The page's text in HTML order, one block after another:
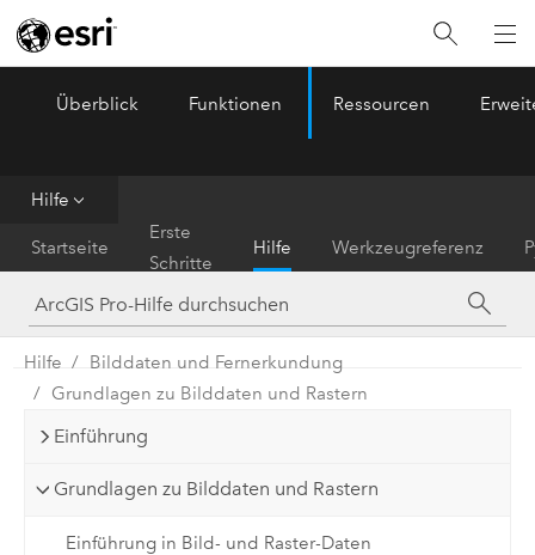
ArcGIS Pro
Überblick Funktionen Ressourcen
Hilfe
Startseite
Erste
Schritte
Hilfe Werkzeugreferenz
Hilfe
Bilddaten und Fernerkundung
Grundlagen zu Bilddaten und Rastern
Einführung
Grundlagen zu Bilddaten und Rastern
Einführung in Bild- und Raster-Daten